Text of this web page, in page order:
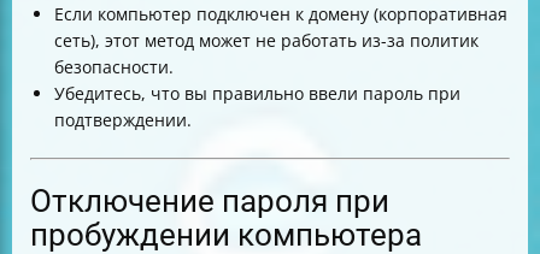
Если компьютер подключен к домену (корпоративная
сеть), этот метод может не работать из-за политик
безопасности.
Убедитесь, что вы правильно ввели пароль при
подтверждении.
Отключение пароля при
пробуждении компьютера